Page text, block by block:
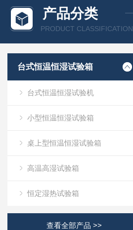
产品分类
PRODUCT CLASSIFICATION
台式恒温恒湿试验箱
台式恒温恒湿试验机
小型恒温恒湿试验箱
桌上型恒温恒湿试验箱
高温高湿试验箱
恒定湿热试验箱
查看全部产品 >>